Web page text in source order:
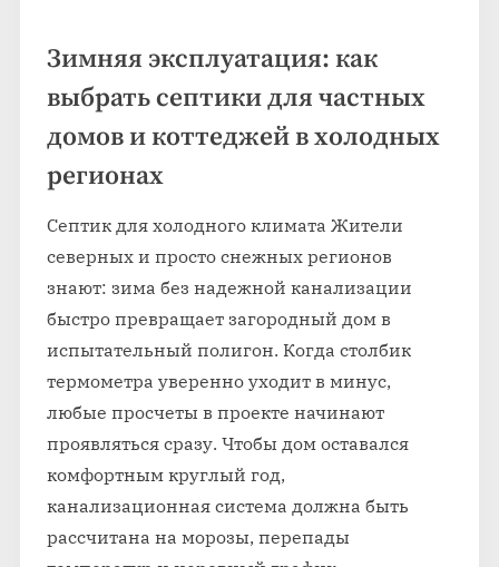
Зимняя эксплуатация: как
выбрать септики для частных
домов и коттеджей в холодных
регионах
Септик для холодного климата Жители
северных и просто снежных регионов
знают: зима без надежной канализации
быстро превращает загородный дом в
испытательный полигон. Когда столбик
термометра уверенно уходит в минус,
любые просчеты в проекте начинают
проявляться сразу. Чтобы дом оставался
комфортным круглый год,
канализационная система должна быть
рассчитана на морозы, перепады